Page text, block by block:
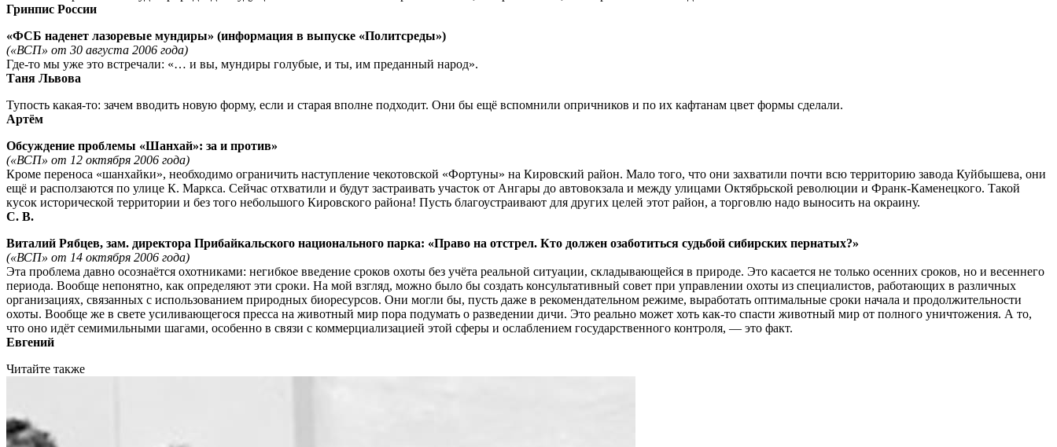
Гринпис России
«ФСБ наденет лазоревые мундиры» (информация в выпуске «Политсреды»)
(«ВСП» от 30 августа 2006 года)
Где-то мы уже это встречали: «… и вы, мундиры голубые, и ты, им преданный народ».
Таня Львова
Тупость какая-то: зачем вводить новую форму, если и старая вполне подходит. Они бы ещё вспомнили опричников и по их кафтанам цвет формы сделали.
Артём
Обсуждение проблемы «Шанхай»: за и против»
(«ВСП» от 12 октября 2006 года)
Кроме переноса «шанхайки», необходимо ограничить наступление чекотовской «Фортуны» на Кировский район. Мало того, что они захватили почти всю территорию завода Куйбышева, они
ещё и расползаются по улице К. Маркса. Сейчас отхватили и будут застраивать участок от Ангары до автовокзала и между улицами Октябрьской революции и Франк-Каменецкого. Такой
кусок исторической территории и без того небольшого Кировского района! Пусть благоустраивают для других целей этот район, а торговлю надо выносить на окраину.
С. В.
Виталий Рябцев, зам. директора Прибайкальского национального парка: «Право на отстрел. Кто должен озаботиться судьбой сибирских пернатых?»
(«ВСП» от 14 октября 2006 года)
Эта проблема давно осознаётся охотниками: негибкое введение сроков охоты без учёта реальной ситуации, складывающейся в природе. Это касается не только осенних сроков, но и весеннего
периода. Вообще непонятно, как определяют эти сроки. На мой взгляд, можно было бы создать консультативный совет при управлении охоты из специалистов, работающих в различных
организациях, связанных с использованием природных биоресурсов. Они могли бы, пусть даже в рекомендательном режиме, выработать оптимальные сроки начала и продолжительности
охоты. Вообще же в свете усиливающегося пресса на животный мир пора подумать о разведении дичи. Это реально может хоть как-то спасти животный мир от полного уничтожения. А то,
что оно идёт семимильными шагами, особенно в связи с коммерциализацией этой сферы и ослаблением государственного контроля, — это факт.
Евгений
Читайте также